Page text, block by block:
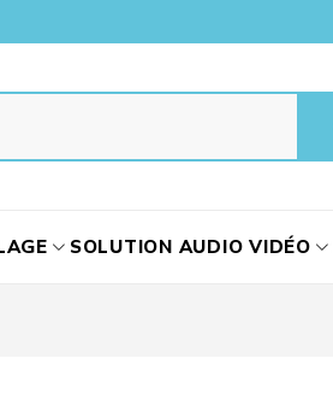
SOLUTION AUDIO VIDÉO